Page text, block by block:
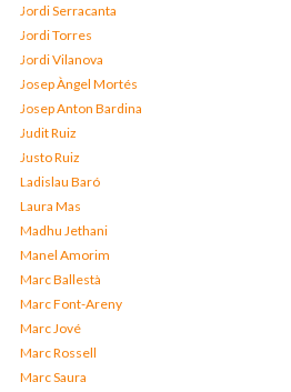
Jordi Serracanta
Jordi Torres
Jordi Vilanova
Josep Àngel Mortés
Josep Anton Bardina
Judit Ruiz
Justo Ruiz
Ladislau Baró
Laura Mas
Madhu Jethani
Manel Amorim
Marc Ballestà
Marc Font-Areny
Marc Jové
Marc Rossell
Marc Saura